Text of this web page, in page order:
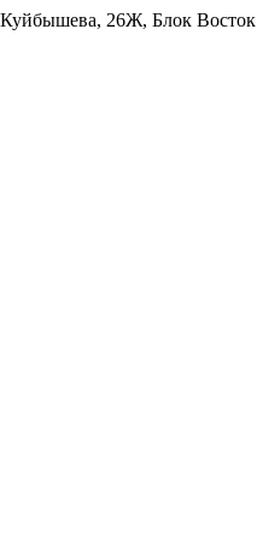
​Куйбышева, 26Ж, Блок Восток